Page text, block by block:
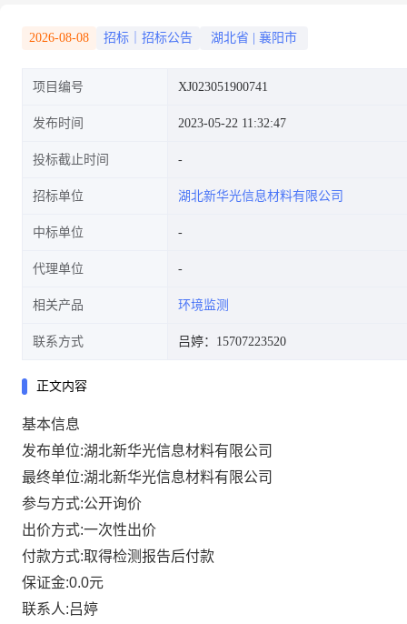
2026-08-08 招标｜招标公告 湖北省 襄阳市
项目编号 XJ023051900741
发布时间 2023-05-22 11:32:47
投标截止时间
招标单位 湖北新华光信息材料有限公司
中标单位
代理单位
相关产品 环境监测
联系方式 吕婷：15707223520
正文内容
基本信息
发布单位:湖北新华光信息材料有限公司
最终单位:湖北新华光信息材料有限公司
参与方式:公开询价
出价方式:一次性出价
付款方式:取得检测报告后付款
保证金:0.0元
联系人:吕婷